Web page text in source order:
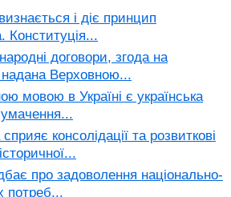
і діє принцип
Конституція...
договори, згода на
надана Верховною...
мовою в Україні є українська
консолідації та розвиткові
про задоволення національно-
потреб...